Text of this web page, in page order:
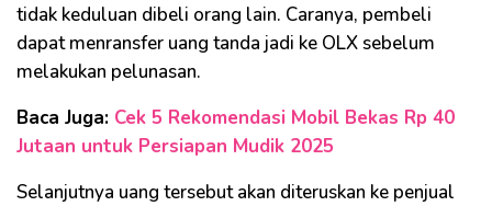
tidak keduluan dibeli orang lain. Caranya, pembeli
dapat menransfer uang tanda jadi ke OLX sebelum
melakukan pelunasan.
Baca Juga: Cek 5 Rekomendasi Mobil Bekas Rp 40
Jutaan untuk Persiapan Mudik 2025
Selanjutnya uang tersebut akan diteruskan ke penjual